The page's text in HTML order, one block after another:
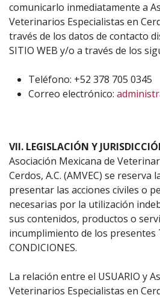
comunicarlo inmediatamente a
Veterinarios Especialistas en
través de los datos de contacto
SITIO WEB y/o a través de los
Teléfono: +52 378 705 0345
Correo electrónico:
VII. LEGISLACIÓN Y
Asociación Mexicana de
Cerdos, A.C. (AMVEC) se reserva
presentar las acciones civiles o
necesarias por la utilización
sus contenidos, productos o
incumplimiento de los presentes
CONDICIONES.
La relación entre el USUARIO y
Veterinarios Especialistas en